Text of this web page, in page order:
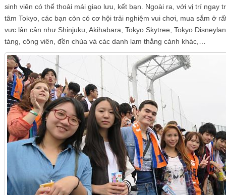
sinh viên có thể thoải mái giao lưu, kết bạn. Ngoài ra, với vị trí ngay
tâm Tokyo, các bạn còn có cơ hội trải nghiệm vui chơi, mua sắm ở
vực lân cận như Shinjuku, Akihabara, Tokyo Skytree, Tokyo
tàng, công viên, đền chùa và các danh lam thắng cảnh khác,…